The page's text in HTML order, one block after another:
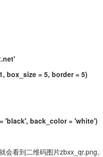
box_size = 5, border = 5)
'black', back_color = 'white')
看到二维码图片zbxx_qr.png。